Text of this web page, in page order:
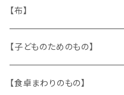
キャラクター
缶、箱
陶磁器
文房具
木製品
袋、箱、ナプキン、コースター
パズル、ゲーム
古本、古雑誌、古えほん
文房具
メタル
ガラス
プラスチック
チロルテープ・イニシャルテープ
トリム
ワッペン
【布】
キッチンクロス、ナプキン
ニット
【子どものためのもの】
身に着けるもの
【食卓まわりのもの】